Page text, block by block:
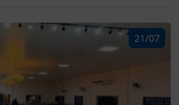
21/07